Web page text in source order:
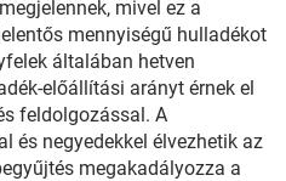
mivel ez a
mennyiségű hulladékot
általában hetven
előállítási arányt érnek el
feldolgozással. A
és negyedekkel élvezhetik az
megakadályozza a